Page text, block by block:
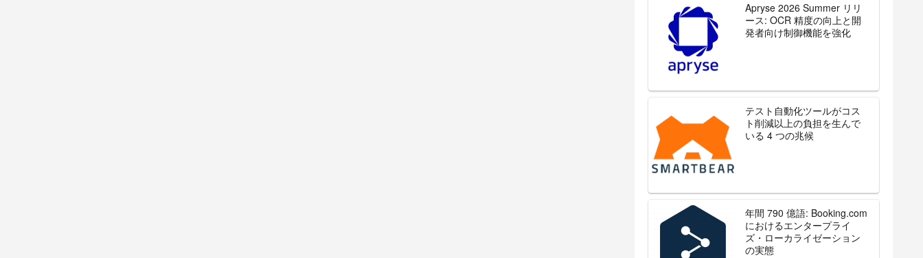
Apryse 2026 Summer リリ
ース: OCR 精度の向上と開
発者向け制御機能を強化
テスト自動化ツールがコス
ト削減以上の負担を生んで
いる 4 つの兆候
年間 790 億語: Booking.com
におけるエンタープライ
ズ・ローカライゼーション
の実態